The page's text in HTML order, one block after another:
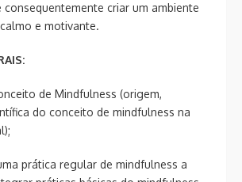
consequentemente criar um ambiente
e motivante.
de Mindfulness (origem,
do conceito de mindfulness na
prática regular de mindfulness a